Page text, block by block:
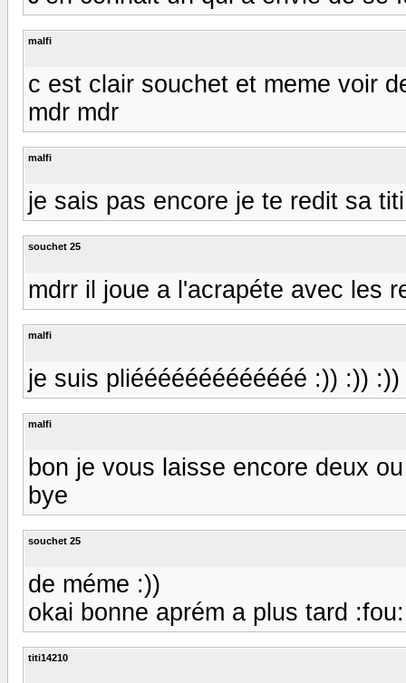
malfi
c est clair souchet et meme voir
mdr mdr
malfi
je sais pas encore je te redit sa titi
souchet 25
mdrr il joue a l'acrapéte avec les
malfi
je suis pliééééééééééééé :)) :)) :))
malfi
bon je vous laisse encore deux
bye
souchet 25
de méme :))
okai bonne aprém a plus tard
titi14210